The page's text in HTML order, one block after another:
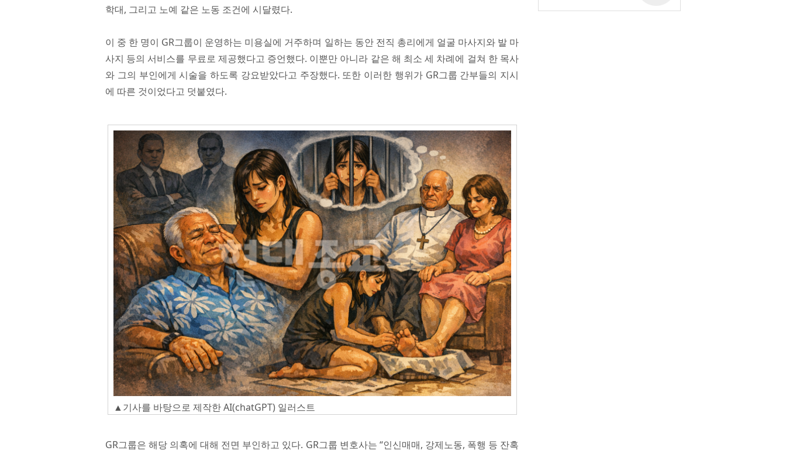
학대, 그리고 노예 같은 노동 조건에 시달렸다.
이 중 한 명이 GR그룹이 운영하는 미용실에 거주하며 일하는 동안 전직 총리에게 얼굴 마사지와 발 마
사지 등의 서비스를 무료로 제공했다고 증언했다. 이뿐만 아니라 같은 해 최소 세 차례에 걸쳐 한 목사
와 그의 부인에게 시술을 하도록 강요받았다고 주장했다. 또한 이러한 행위가 GR그룹 간부들의 지시
에 따른 것이었다고 덧붙였다.
▲기사를 바탕으로 제작한 AI(chatGPT) 일러스트
GR그룹은 해당 의혹에 대해 전면 부인하고 있다. GR그룹 변호사는 “인신매매, 강제노동, 폭행 등 잔혹